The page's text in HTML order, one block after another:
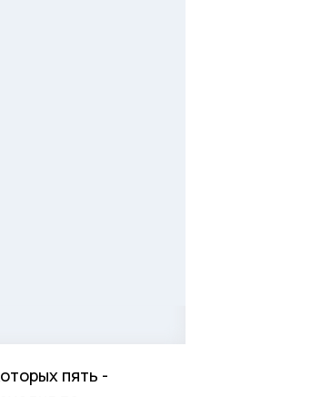
пять -